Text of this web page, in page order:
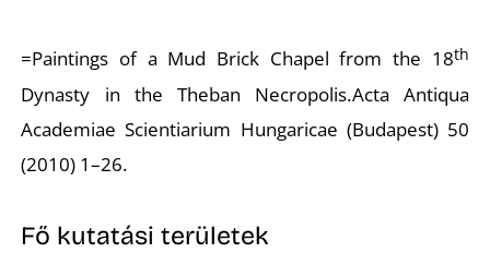
=Paintings of a Mud Brick Chapel from the 18th
Dynasty in the Theban Necropolis.Acta Antiqua
Academiae Scientiarium Hungaricae (Budapest) 50
(2010) 1–26.
Fő kutatási területek